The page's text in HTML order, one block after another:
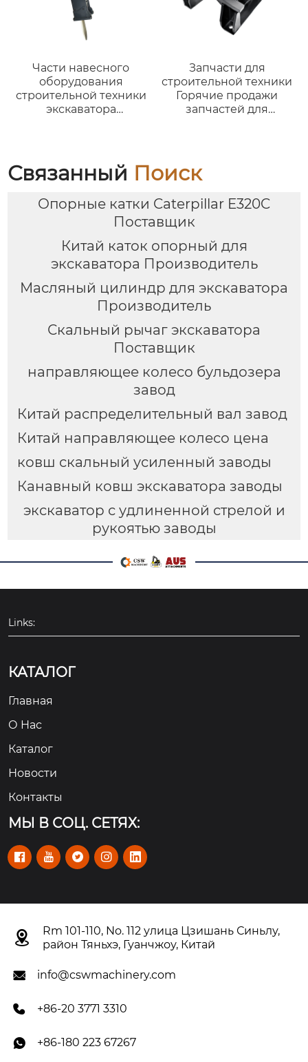
Части навесного
оборудования
строительной техники
экскаватора
Гидравлического
выключателя
Запчасти для
строительной техники
Горячие продажи
запчастей для
производитель
гусеничного
ограждения
Связанный Поиск
Опорные катки Caterpillar E320C
Поставщик
Китай каток опорный для
экскаватора Производитель
Масляный цилиндр для экскаватора
Производитель
Скальный рычаг экскаватора
Поставщик
направляющее колесо бульдозера
завод
Китай распределительный вал завод
Китай направляющее колесо цена
ковш скальный усиленный заводы
Канавный ковш экскаватора заводы
экскаватор с удлиненной стрелой и
рукоятью заводы
Links:
КАТАЛОГ
Главная
О Hас
Каталог
Новости
Контакты
МЫ В СОЦ. СЕТЯХ:
    

Rm 101-110, No. 112 улица Цзишань Синьлу,
район Тяньхэ, Гуанчжоу, Китай
 info@cswmachinery.com
 +86-20 3771 3310
 +86-180 223 67267